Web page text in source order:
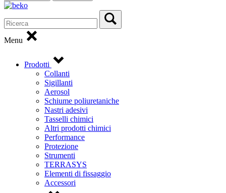
Menu
Prodotti
Collanti
Sigillanti
Aerosol
Schiume poliuretaniche
Nastri adesivi
Tasselli chimici
Altri prodotti chimici
Performance
Protezione
Strumenti
TERRASYS
Elementi di fissaggio
Accessori